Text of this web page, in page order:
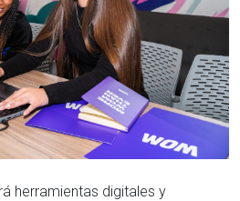
herramientas digitales y